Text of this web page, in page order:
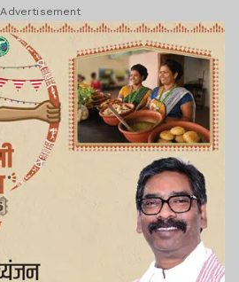
Advertisement